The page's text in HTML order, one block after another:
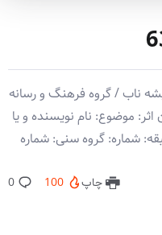
ناب / گروه فرهنگ و رسانه
موضوع: نام نویسنده و یا
شماره: گروه سنی: شماره
چاپ 100
0